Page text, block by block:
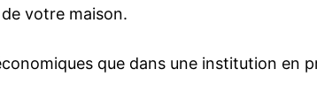
votre maison.
que dans une institution en